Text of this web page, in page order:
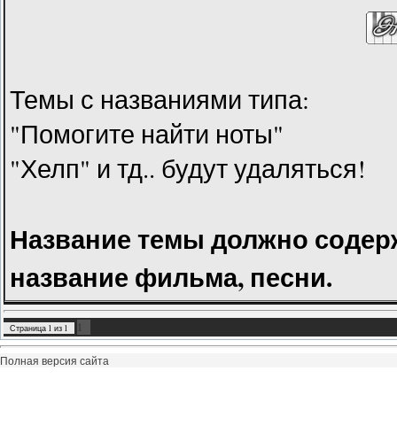
Темы с названиями типа:
"Помогите найти ноты"
"Хелп" и тд.. будут удаляться!
Название темы должно
название фильма, песни.
Страница 1 из 1 1
Полная версия сайта